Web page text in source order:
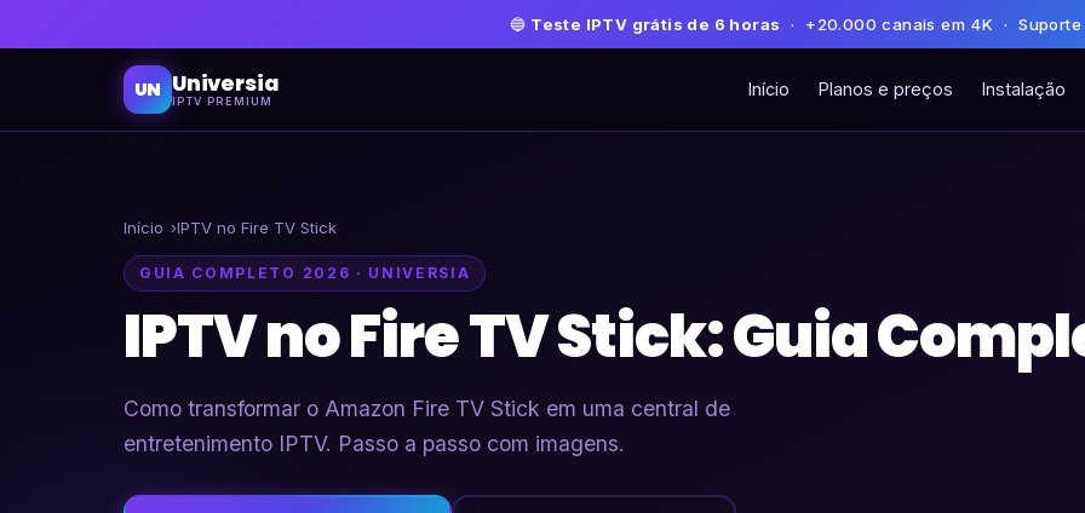
🔵 Teste IPTV grátis de 6 horas · +20.000 canais em 4K · Suporte
UN Universia
IPTV PREMIUM
Início Planos e preços Instalação
Início IPTV no Fire TV Stick
GUIA COMPLETO 2026 · UNIVERSIA
IPTV no Fire TV Stick: Guia
Como transformar o Amazon Fire TV Stick em uma central de
entretenimento IPTV. Passo a passo com imagens.